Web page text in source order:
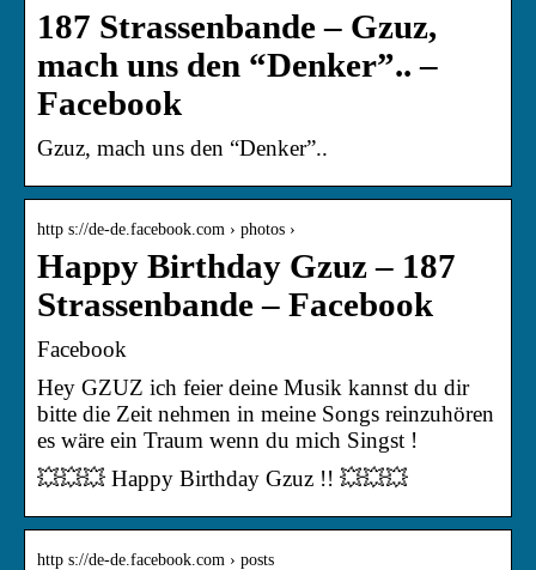
187 Strassenbande – Gzuz,
mach uns den “Denker”.. –
Facebook
Gzuz, mach uns den “Denker”..
http s://de-de.facebook.com › photos ›
Happy Birthday Gzuz – 187
Strassenbande – Facebook
Facebook
Hey GZUZ ich feier deine Musik kannst du dir
bitte die Zeit nehmen in meine Songs reinzuhören
es wäre ein Traum wenn du mich Singst !
💥💥💥 Happy Birthday Gzuz !! 💥💥💥
http s://de-de.facebook.com › posts